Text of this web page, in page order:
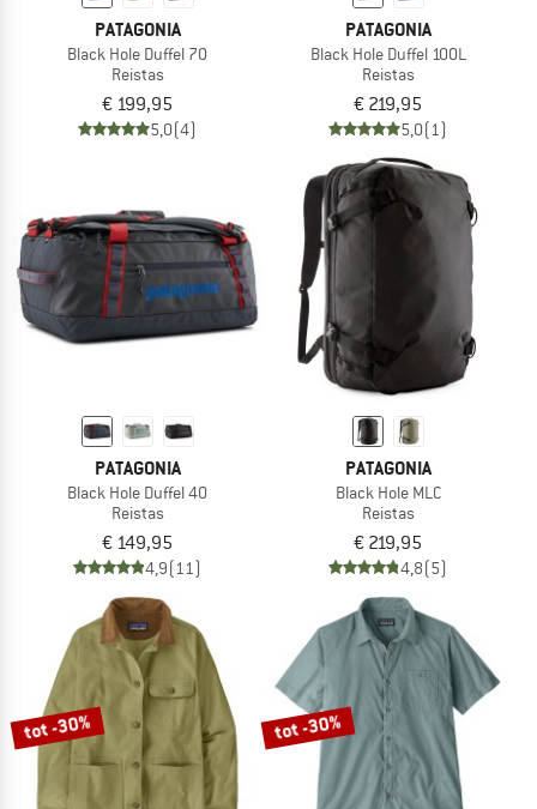
PATAGONIA
Black Hole Duffel 70
Reistas
€ 199,95
5,0(4)
PATAGONIA
Black Hole Duffel 100L
Reistas
€ 219,95
5,0(1)
PATAGONIA
Black Hole Duffel 40
Reistas
€ 149,95
4,9(11)
PATAGONIA
Black Hole MLC
Reistas
€ 219,95
4,8(5)
tot -30% tot -30%